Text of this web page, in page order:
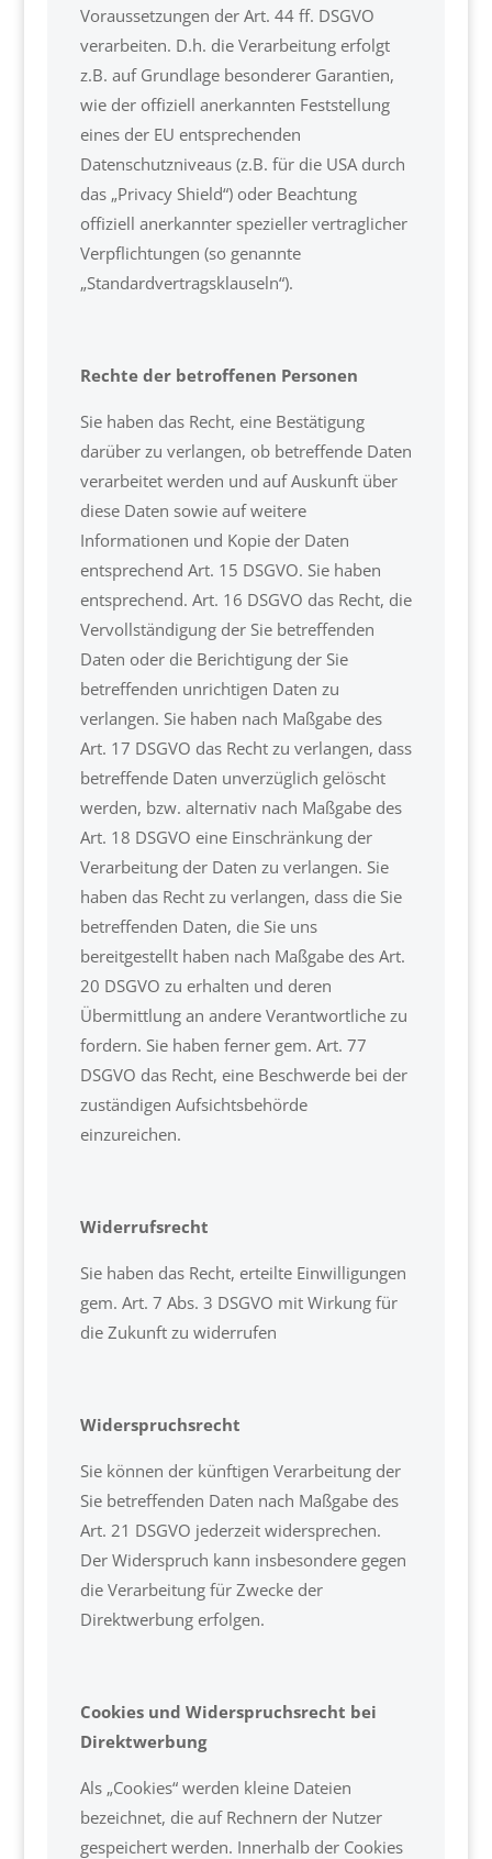
Voraussetzungen der Art. 44 ff. DSGVO
verarbeiten. D.h. die Verarbeitung erfolgt
z.B. auf Grundlage besonderer Garantien,
wie der offiziell anerkannten Feststellung
eines der EU entsprechenden
Datenschutzniveaus (z.B. für die USA durch
das „Privacy Shield“) oder Beachtung
offiziell anerkannter spezieller vertraglicher
Verpflichtungen (so genannte
„Standardvertragsklauseln“).
Rechte der betroffenen Personen
Sie haben das Recht, eine Bestätigung
darüber zu verlangen, ob betreffende Daten
verarbeitet werden und auf Auskunft über
diese Daten sowie auf weitere
Informationen und Kopie der Daten
entsprechend Art. 15 DSGVO. Sie haben
entsprechend. Art. 16 DSGVO das Recht, die
Vervollständigung der Sie betreffenden
Daten oder die Berichtigung der Sie
betreffenden unrichtigen Daten zu
verlangen. Sie haben nach Maßgabe des
Art. 17 DSGVO das Recht zu verlangen, dass
betreffende Daten unverzüglich gelöscht
werden, bzw. alternativ nach Maßgabe des
Art. 18 DSGVO eine Einschränkung der
Verarbeitung der Daten zu verlangen. Sie
haben das Recht zu verlangen, dass die Sie
betreffenden Daten, die Sie uns
bereitgestellt haben nach Maßgabe des Art.
20 DSGVO zu erhalten und deren
Übermittlung an andere Verantwortliche zu
fordern. Sie haben ferner gem. Art. 77
DSGVO das Recht, eine Beschwerde bei der
zuständigen Aufsichtsbehörde
einzureichen.
Widerrufsrecht
Sie haben das Recht, erteilte Einwilligungen
gem. Art. 7 Abs. 3 DSGVO mit Wirkung für
die Zukunft zu widerrufen
Widerspruchsrecht
Sie können der künftigen Verarbeitung der
Sie betreffenden Daten nach Maßgabe des
Art. 21 DSGVO jederzeit widersprechen.
Der Widerspruch kann insbesondere gegen
die Verarbeitung für Zwecke der
Direktwerbung erfolgen.
Cookies und Widerspruchsrecht bei
Direktwerbung
Als „Cookies“ werden kleine Dateien
bezeichnet, die auf Rechnern der Nutzer
gespeichert werden. Innerhalb der Cookies